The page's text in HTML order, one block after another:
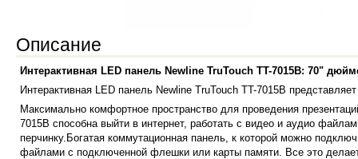
Описание
Интерактивная LED панель Newline TruTouch TT-7015B: 70"
Интерактивная LED панель Newline TruTouch TT-7015B
Максимально комфортное пространство для проведения
7015B способна выйти в интернет, работать с видео и аудио
перчинку.Богатая коммутационная панель, к которой можно
файлами с подключенной флешки или карты памяти. Все это